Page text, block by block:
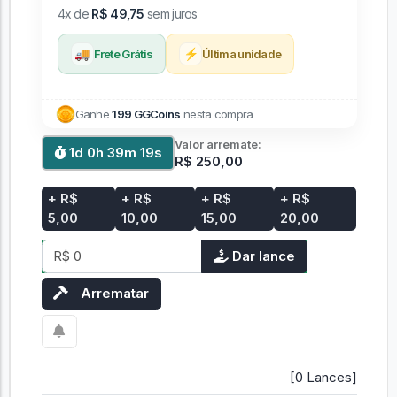
4x de R$ 49,75 sem juros
🚚 Frete Grátis ⚡ Última unidade
Ganhe199 GGCoins nesta compra
1d 0h 39m 18s Valor arremate:
R$ 250,00
+ R$
5,00
+ R$
10,00
+ R$
15,00
+ R$
20,00
Dar lance
Arrematar
[0 Lances]